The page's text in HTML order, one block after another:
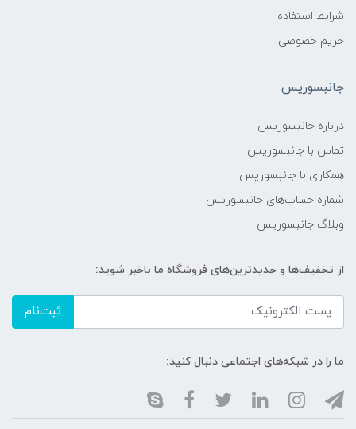
شرایط استفاده
حریم خصوصی
جانبسوریس
درباره جانبسوریس
تماس با جانبسوریس
همکاری با جانبسوریس
شماره حساب‌های جانبسوریس
وبلاگ جانبسوریس
از تخفیف‌ها و جدیدترین‌های فروشگاه ما باخبر شوید:
ثبت‌نام
ما را در شبکه‌های اجتماعی دنبال کنید: